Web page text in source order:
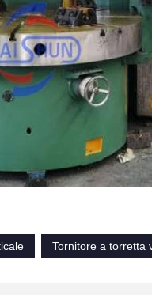
Tornitore a torretta